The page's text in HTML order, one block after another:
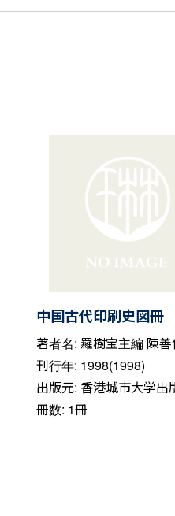
中国古代印刷史図冊
著者名: 羅樹宝主編 陳
刊行年: 1998(1998)
出版元: 香港城市大学出
冊数: 1冊